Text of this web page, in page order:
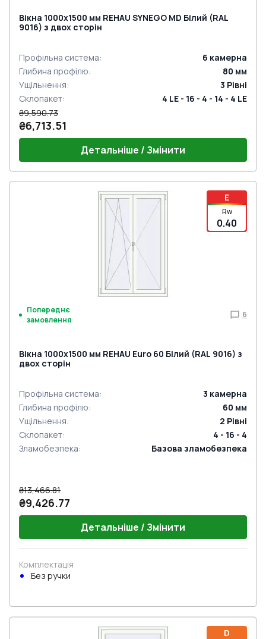
Вікна 1000x1500 мм REHAU SYNEGO MD Білий (RAL
9016) з двох сторін
Профільна система: 6 камерна
Глибина профілю: 80 мм
Ущільнення: 3 Рівні
Склопакет:
4 LE - 16 - 4 - 14 - 4 LE
₴9,590.73
₴6,713.51
Детальніше / Змінити
E
Rw
0.40
Попереднє
замовлення
6
Вікна 1000x1500 мм REHAU Euro 60 Білий (RAL 9016) з
двох сторін
Профільна система: 3 камерна
Глибина профілю: 60 мм
Ущільнення: 2 Рівні
Склопакет:
4 - 16 - 4
Зламобезпека: Базова зламобезпека
₴13,466.81
₴9,426.77
Детальніше / Змінити
Комплектація
Без ручки
D